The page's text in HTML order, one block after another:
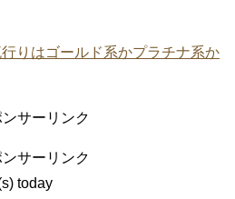
りはゴールド系かプラチナ系か
ンサーリンク
ンサーリンク
today